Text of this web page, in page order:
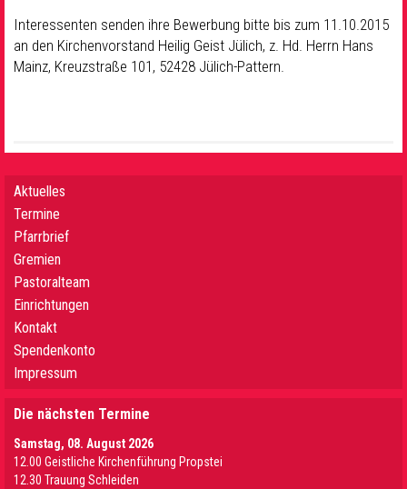
Seelsorge & Kontakt
Interessenten senden ihre Bewerbung bitte bis zum 11.10.2015
an den Kirchenvorstand Heilig Geist Jülich, z. Hd. Herrn Hans
Mainz, Kreuzstraße 101, 52428 Jülich-Pattern.
Aktuelles
Termine
Pfarrbrief
Gremien
Pastoralteam
Einrichtungen
Kontakt
Spendenkonto
Impressum
Die nächsten Termine
Samstag, 08. August 2026
12.00 Geistliche Kirchenführung Propstei
12.30 Trauung Schleiden